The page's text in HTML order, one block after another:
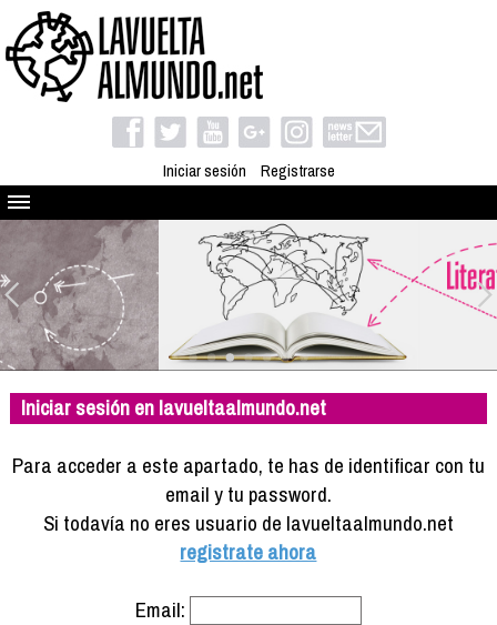
Iniciar sesión Registrarse
Quienes somos
El proyecto
Blog
Viaja con nosotros
Camino solidario
Libros
Compañeros de viaje
Info viajeros
Iniciar sesión en lavueltaalmundo.net
Para acceder a este apartado, te has de identificar con tu
email y tu password.
Si todavía no eres usuario de lavueltaalmundo.net
registrate ahora
Email: